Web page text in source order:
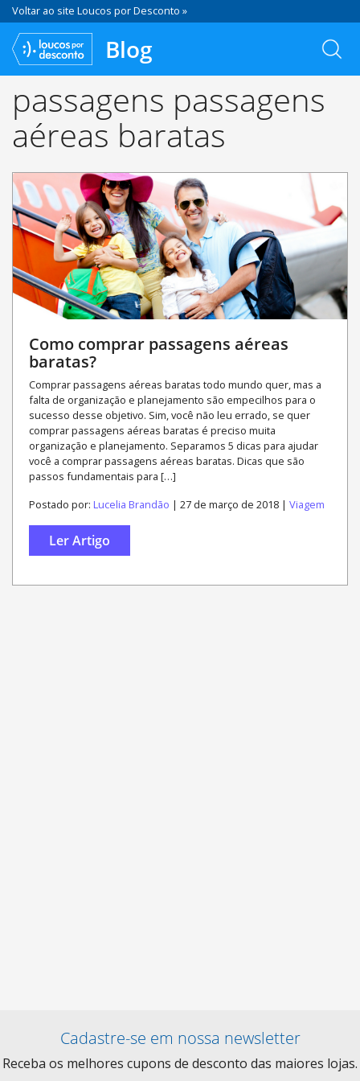
Voltar ao site Loucos por Desconto »
Blog
passagens passagens
aéreas baratas
Como comprar passagens aéreas
baratas?
Comprar passagens aéreas baratas todo mundo quer, mas a
falta de organização e planejamento são empecilhos para o
sucesso desse objetivo. Sim, você não leu errado, se quer
comprar passagens aéreas baratas é preciso muita
organização e planejamento. Separamos 5 dicas para ajudar
você a comprar passagens aéreas baratas. Dicas que são
passos fundamentais para […]
Postado por: Lucelia Brandão | 27 de março de 2018 | Viagem
Ler Artigo
Cadastre-se em nossa newsletter
Receba os melhores cupons de desconto das maiores lojas.